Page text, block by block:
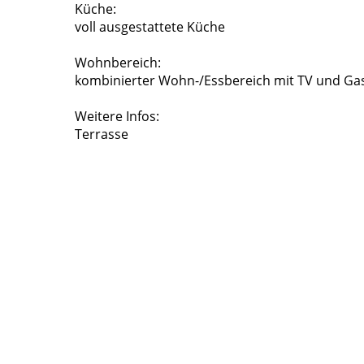
Küche:
voll ausgestattete Küche
Wohnbereich:
kombinierter Wohn-/Essbereich mit TV und
Weitere Infos:
Terrasse